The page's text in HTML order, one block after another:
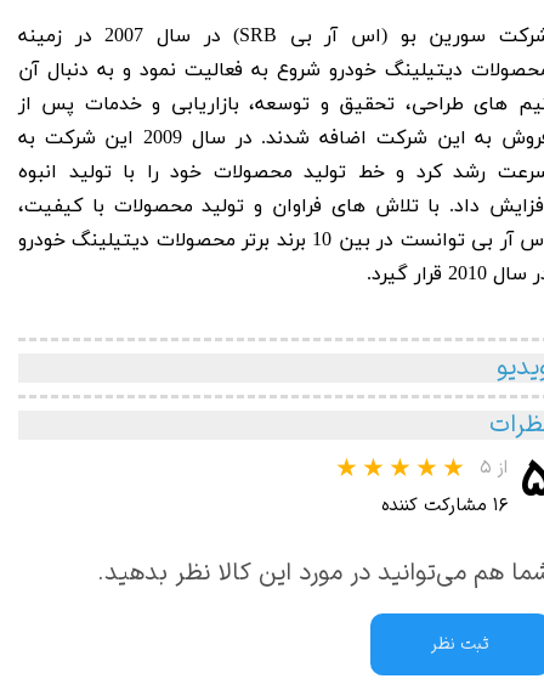
سورین بو
(اس آر بی SRB) در سال 2007 در زمینه
دیتیلینگ خودرو شروع به فعالیت نمود و به دنبال آن
های طراحی، تحقیق و توسعه، بازاریابی و خدمات پس از
فروش به این شرکت اضافه شدند. در سال 2009 این شرکت به
رشد کرد و خط تولید محصولات خود را با تولید انبوه
داد. با تلاش های فراوان و تولید محصولات با کیفیت،
اس آر بی توانست در بین 10 برند برتر محصولات دیتیلینگ خودرو
2010 قرار گیرد.
از ۵
۱۶ مشارکت کننده
هم می‌توانید در مورد این کالا نظر بدهید.
ثبت نظر